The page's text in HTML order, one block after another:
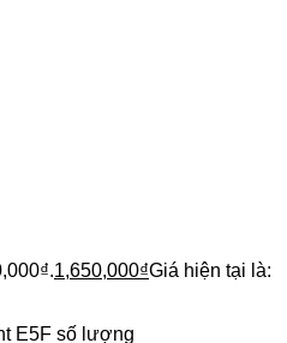
1,650,000₫Giá hiện tại là:
E5F số lượng